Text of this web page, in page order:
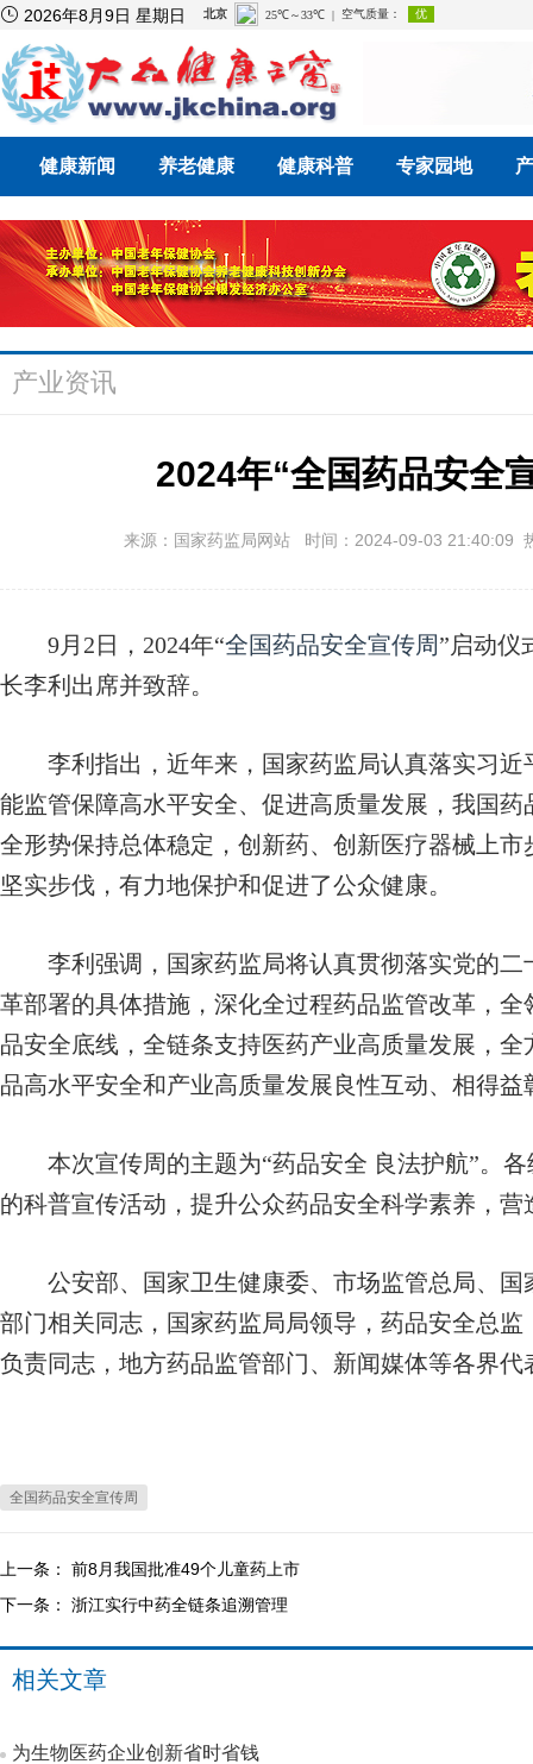
 2026年8月9日 星期日
健康新闻 养老健康 健康科普 专家园地
产业资讯
2024年“全国药品安全
来源：国家药监局网站 时间：2024-09-03 21:40:09
9月2日，2024年“全国药品安全宣传周”启动仪
长李利出席并致辞。
李利指出，近年来，国家药监局认真落实习近
能监管保障高水平安全、促进高质量发展，我国
全形势保持总体稳定，创新药、创新医疗器械上
坚实步伐，有力地保护和促进了公众健康。
李利强调，国家药监局将认真贯彻落实党的二
革部署的具体措施，深化全过程药品监管改革，
品安全底线，全链条支持医药产业高质量发展，
品高水平安全和产业高质量发展良性互动、相得益
本次宣传周的主题为“药品安全 良法护航”。各
的科普宣传活动，提升公众药品安全科学素养，
公安部、国家卫生健康委、市场监管总局、国
部门相关同志，国家药监局局领导，药品安全总
负责同志，地方药品监管部门、新闻媒体等各界代
全国药品安全宣传周
上一条： 前8月我国批准49个儿童药上市
下一条： 浙江实行中药全链条追溯管理
相关文章
为生物医药企业创新省时省钱